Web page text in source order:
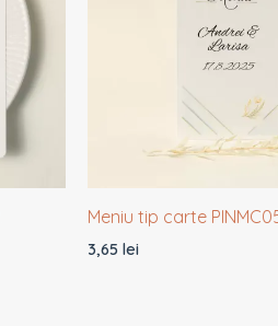
Meniu tip carte
3,65 lei